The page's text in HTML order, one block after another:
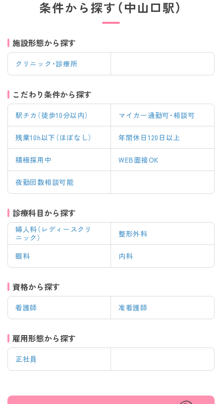
条件から探す（中山口駅）
施設形態から探す
クリニック・診療所
こだわり条件から探す
駅チカ（徒歩10分以内） マイカー通勤可・相談可
残業10h以下（ほぼなし） 年間休日120日以上
積極採用中 WEB面接OK
夜勤回数相談可能
診療科目から探す
婦人科（レディースクリ
ニック）
整形外科
眼科 内科
資格から探す
看護師 准看護師
雇用形態から探す
正社員